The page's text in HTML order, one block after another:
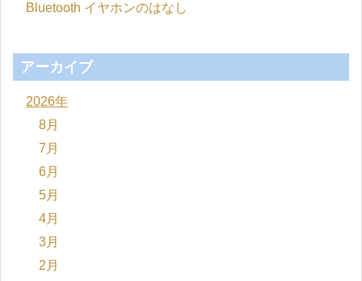
Bluetooth イヤホンのはなし
アーカイブ
2026年
8月
7月
6月
5月
4月
3月
2月